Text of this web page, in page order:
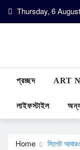
Skip Thursday, 6
প্রচ্ছদ ART
লাইফস্টাইল
Home সিলেট